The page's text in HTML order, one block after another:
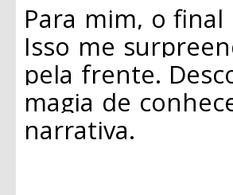
Para mim, o
Isso me
pela frente.
magia de
narrativa.